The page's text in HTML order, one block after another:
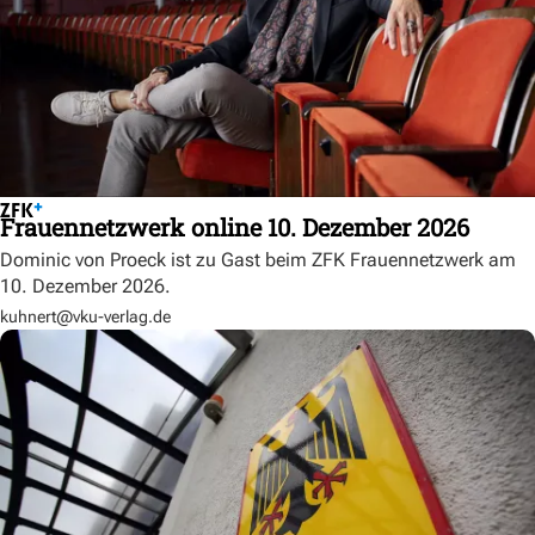
Frauennetzwerk online 10. Dezember 2026
Dominic von Proeck ist zu Gast beim ZFK Frauennetzwerk am
10. Dezember 2026.
kuhnert@vku-verlag.de